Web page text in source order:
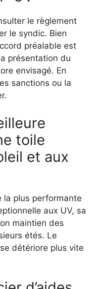
le règlement
le syndic. Bien
préalable est
présentation du
envisagé. En
sanctions ou la
toile
et aux
la plus performante
aux UV, sa
maintien des
étés. Le
détériore plus vite